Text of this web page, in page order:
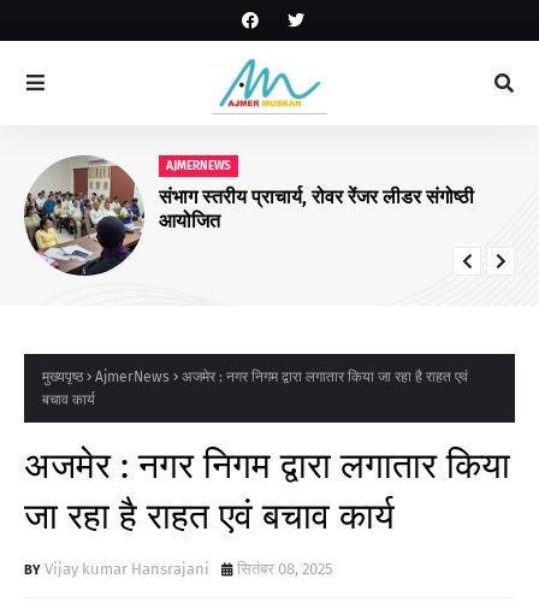
AJMERNEWS
संभाग स्तरीय प्राचार्य, रोवर रेंजर लीडर संगोष्ठी
आयोजित
मुख्यपृष्ठ AjmerNews
अजमेर : नगर निगम द्वारा लगातार किया जा रहा है राहत एवं
बचाव कार्य
अजमेर : नगर निगम द्वारा लगातार किया
जा रहा है राहत एवं बचाव कार्य
Vijay kumar Hansrajani सितंबर 08, 2025